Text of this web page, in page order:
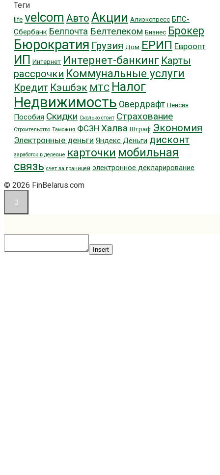
Теги
life velcom Авто Акции Алиэкспресс БПС-
Сбербанк Белпочта Белтелеком Бизнес Брокер
Бюрократия Грузия Дом ЕРИП Евроопт
ИП Интернет Интернет-банкинг Карты
рассрочки Коммунальные услуги
Кредит Кэшбэк МТС Налог
Недвижимость Овердрафт Пенсия
Пособия Скидки Сколько стоит Страхование
Строительство Таможня ФСЗН Халва Штраф Экономия
Электронные деньги Яндекс Деньги дисконт
заработок в деревне карточки мобильная
связь счет за границей электронное декларирование
© 2026 FinBelarus.com
Insert